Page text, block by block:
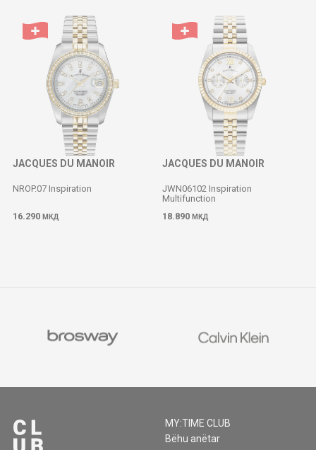
JACQUES DU MANOIR
NROP.07 Inspiration
16.290 МКД
JACQUES DU MANOIR
JWN06102 Inspiration
Multifunction
18.890 МКД
MY:TIME CLUB
Bëhu anëtar